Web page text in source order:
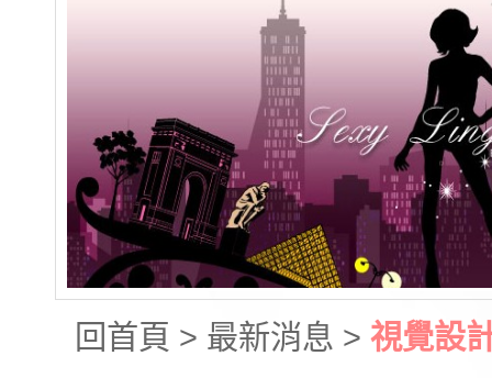
回首頁 > 最新消息 > 視覺設